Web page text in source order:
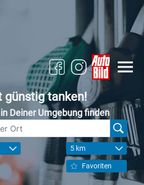
günstig tanken!
Deiner Umgebung finden
5 km
Favoriten